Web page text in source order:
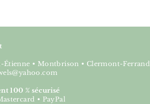
Étienne • Montbrison • Clermont-Ferrand
100 % sécurisé
• PayPal